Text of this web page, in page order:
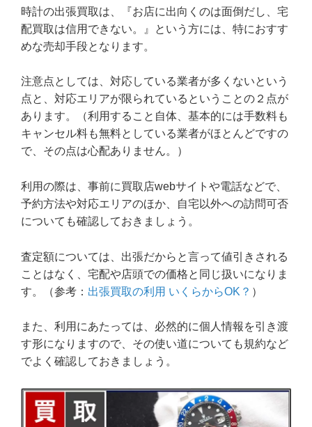
時計の出張買取は、『お店に出向くのは面倒だし、宅
配買取は信用できない。』という方には、特におすす
めな売却手段となります。
注意点としては、対応している業者が多くないという
点と、対応エリアが限られているということの２点が
あります。（利用すること自体、基本的には手数料も
キャンセル料も無料としている業者がほとんどですの
で、その点は心配ありません。）
利用の際は、事前に買取店webサイトや電話などで、
予約方法や対応エリアのほか、自宅以外への訪問可否
についても確認しておきましょう。
査定額については、出張だからと言って値引きされる
ことはなく、宅配や店頭での価格と同じ扱いになりま
す。（参考： 出張買取の利用 いくらからOK？ ）
また、利用にあたっては、必然的に個人情報を引き渡
す形になりますので、その使い道についても規約など
でよく確認しておきましょう。